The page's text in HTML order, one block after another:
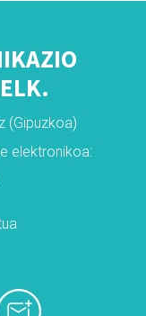
(Gipuzkoa)
elektronikoa: